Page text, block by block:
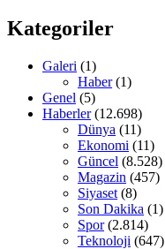
Kategoriler
Galeri (1)
Haber(1)
Genel (5)
Haberler(12.698)
Dünya (11)
Ekonomi (11)
Güncel (8.528)
Magazin (457)
Siyaset (8)
Son Dakika (1)
Spor(2.814)
Teknoloji (647)